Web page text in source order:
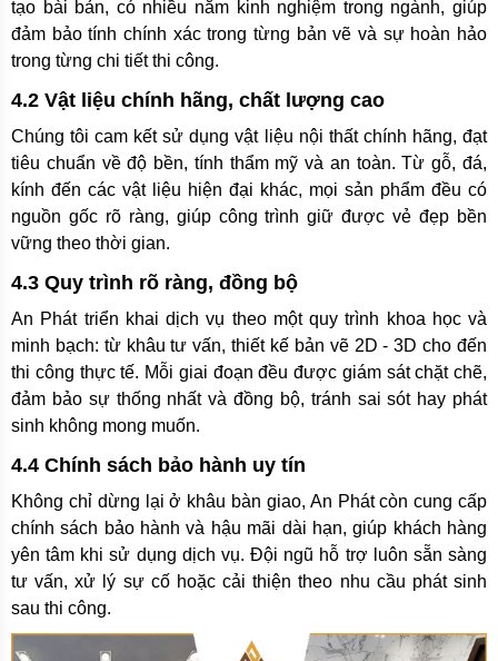
tạo bài bản, có nhiều năm kinh nghiệm trong ngành, giúp
đảm bảo tính chính xác trong từng bản vẽ và sự hoàn hảo
trong từng chi tiết thi công.
4.2 Vật liệu chính hãng, chất lượng cao
Chúng tôi cam kết sử dụng vật liệu nội thất chính hãng, đạt
tiêu chuẩn về độ bền, tính thẩm mỹ và an toàn. Từ gỗ, đá,
kính đến các vật liệu hiện đại khác, mọi sản phẩm đều có
nguồn gốc rõ ràng, giúp công trình giữ được vẻ đẹp bền
vững theo thời gian.
4.3 Quy trình rõ ràng, đồng bộ
An Phát triển khai dịch vụ theo một quy trình khoa học và
minh bạch: từ khâu tư vấn, thiết kế bản vẽ 2D - 3D cho đến
thi công thực tế. Mỗi giai đoạn đều được giám sát chặt chẽ,
đảm bảo sự thống nhất và đồng bộ, tránh sai sót hay phát
sinh không mong muốn.
4.4 Chính sách bảo hành uy tín
Không chỉ dừng lại ở khâu bàn giao, An Phát còn cung cấp
chính sách bảo hành và hậu mãi dài hạn, giúp khách hàng
yên tâm khi sử dụng dịch vụ. Đội ngũ hỗ trợ luôn sẵn sàng
tư vấn, xử lý sự cố hoặc cải thiện theo nhu cầu phát sinh
sau thi công.